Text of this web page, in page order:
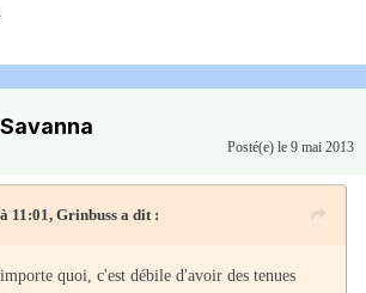
Posté(e) le 9 mai 2013
11:01, Grinbuss a dit :
quoi, c'est débile d'avoir des tenues